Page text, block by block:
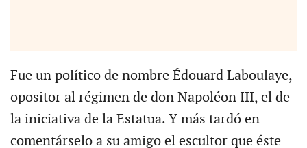
Fue un político de nombre Édouard Laboulaye,
opositor al régimen de don Napoléon III, el de
la iniciativa de la Estatua. Y más tardó en
comentárselo a su amigo el escultor que éste